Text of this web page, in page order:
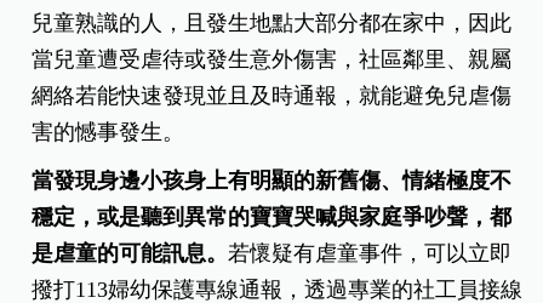
兒童熟識的人，且發生地點大部分都在家中，因此
當兒童遭受虐待或發生意外傷害，社區鄰里、親屬
網絡若能快速發現並且及時通報，就能避免兒虐傷
害的憾事發生。
當發現身邊小孩身上有明顯的新舊傷、情緒極度不
穩定，或是聽到異常的寶寶哭喊與家庭爭吵聲，都
是虐童的可能訊息。 若懷疑有虐童事件，可以立即
撥打113婦幼保護專線通報，透過專業的社工員接線